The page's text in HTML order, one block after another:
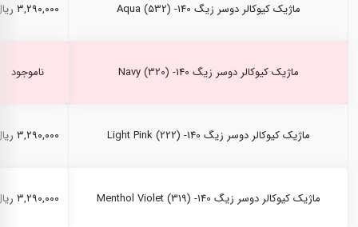
ماژیک کیوکالر دوسر زیگ Aqua (532) -140 ۳,۲۹۰,۰۰۰ ریال
ماژیک کیوکالر دوسر زیگ Navy (320) -140 ناموجود
ماژیک کیوکالر دوسر زیگ Light Pink (222) -140 ۳,۲۹۰,۰۰۰ ریال
ماژیک کیوکالر دوسر زیگ Menthol Violet (319) -140 ۳,۲۹۰,۰۰۰ ریال